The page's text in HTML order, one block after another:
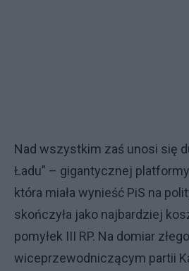
Nad wszystkim zaś unosi się
Ładu” – gigantycznej
która miała wynieść PiS na
skończyła jako najbardziej
pomyłek III RP. Na domiar złego
wiceprzewodniczącym partii